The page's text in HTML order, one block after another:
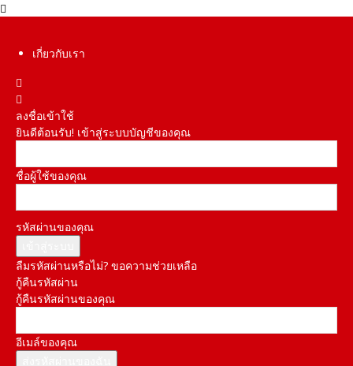
เกี่ยวกับเรา
ลงชื่อเข้าใช้
ยินดีต้อนรับ! เข้าสู่ระบบบัญชีของคุณ
ชื่อผู้ใช้ของคุณ
รหัสผ่านของคุณ
ลืมรหัสผ่านหรือไม่? ขอความช่วยเหลือ
กู้คืนรหัสผ่าน
กู้คืนรหัสผ่านของคุณ
อีเมล์ของคุณ